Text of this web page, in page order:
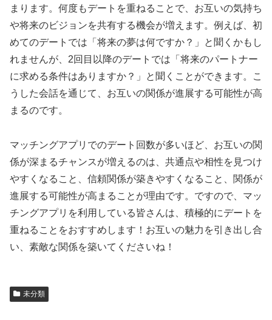
まります。何度もデートを重ねることで、お互いの気持ち
や将来のビジョンを共有する機会が増えます。例えば、初
めてのデートでは「将来の夢は何ですか？」と聞くかもし
れませんが、2回目以降のデートでは「将来のパートナー
に求める条件はありますか？」と聞くことができます。こ
うした会話を通じて、お互いの関係が進展する可能性が高
まるのです。
マッチングアプリでのデート回数が多いほど、お互いの関
係が深まるチャンスが増えるのは、共通点や相性を見つけ
やすくなること、信頼関係が築きやすくなること、関係が
進展する可能性が高まることが理由です。ですので、マッ
チングアプリを利用している皆さんは、積極的にデートを
重ねることをおすすめします！お互いの魅力を引き出し合
い、素敵な関係を築いてくださいね！
未分類